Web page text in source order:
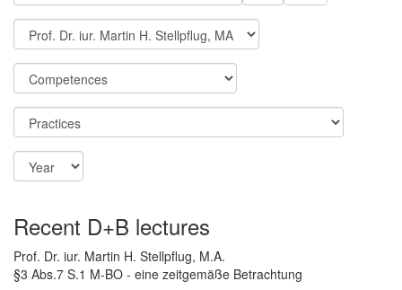
Recent D+B lectures
Prof. Dr. iur. Martin H. Stellpflug, M.A.
§3 Abs.7 S.1 M-BO - eine zeitgemäße Betrachtung